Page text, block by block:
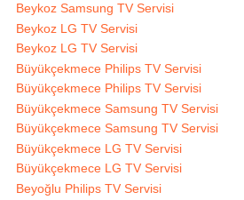
Beykoz Samsung TV Servisi
Beykoz LG TV Servisi
Beykoz LG TV Servisi
Büyükçekmece Philips TV Servisi
Büyükçekmece Philips TV Servisi
Büyükçekmece Samsung TV Servisi
Büyükçekmece Samsung TV Servisi
Büyükçekmece LG TV Servisi
Büyükçekmece LG TV Servisi
Beyoğlu Philips TV Servisi